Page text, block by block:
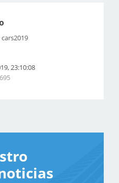
cars2019
23:10:08